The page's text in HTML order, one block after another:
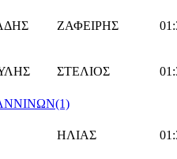
ΖΑΦΕΙΡΗΣ
ΣΤΕΛΙΟΣ
(1)
ΗΛΙΑΣ